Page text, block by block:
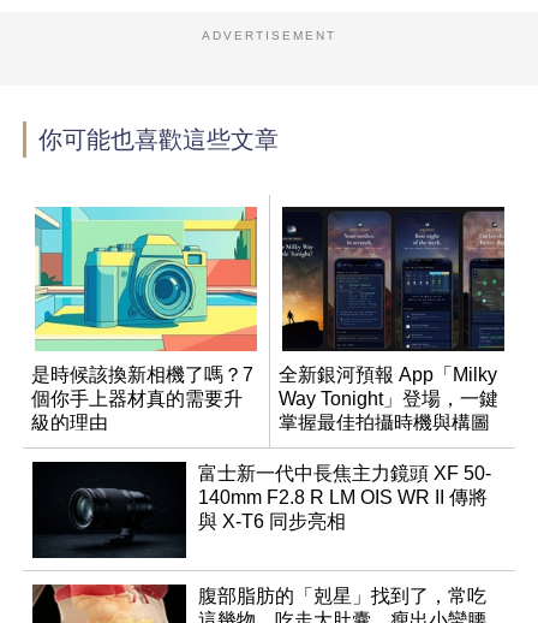
ADVERTISEMENT
你可能也喜歡這些文章
是時候該換新相機了嗎？7
個你手上器材真的需要升
級的理由
全新銀河預報 App「Milky
Way Tonight」登場，一鍵
掌握最佳拍攝時機與構圖
富士新一代中長焦主力鏡頭 XF 50-
140mm F2.8 R LM OIS WR II 傳將
與 X-T6 同步亮相
腹部脂肪的「剋星」找到了，常吃